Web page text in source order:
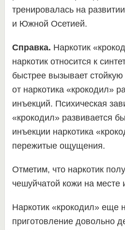
тренировалась на
и Южной Осетией.
Справка. Наркотик
наркотик относится к
быстрее вызывает стойкую
от наркотика «крокодил»
инъекций. Психическая
«крокодил» развивается
инъекции наркотика
пережитые ощущения.
Отметим, что наркотик
чешуйчатой кожи на месте
Наркотик «крокодил» еще
приготовление довольно